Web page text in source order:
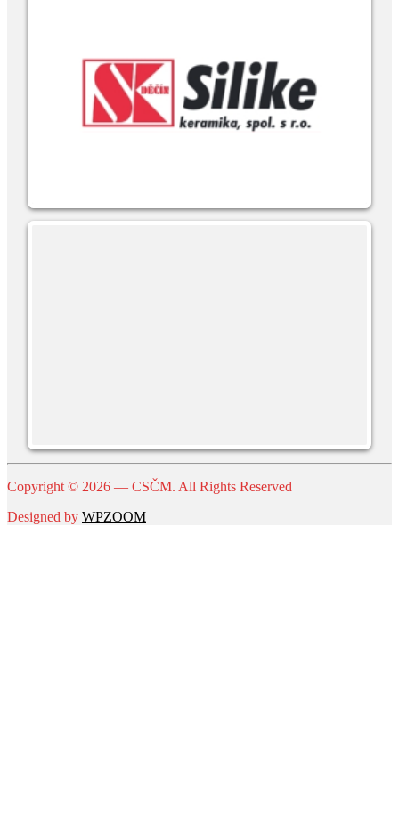
Copyright © 2026 — CSČM. All Rights Reserved
Designed by WPZOOM